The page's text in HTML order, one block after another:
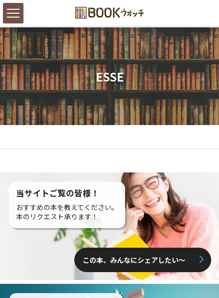
ESSE
当サイトご覧の皆様！
おすすめの本を教えてください。
本のリクエスト承ります！
この本、みんなにシェアしたい〜